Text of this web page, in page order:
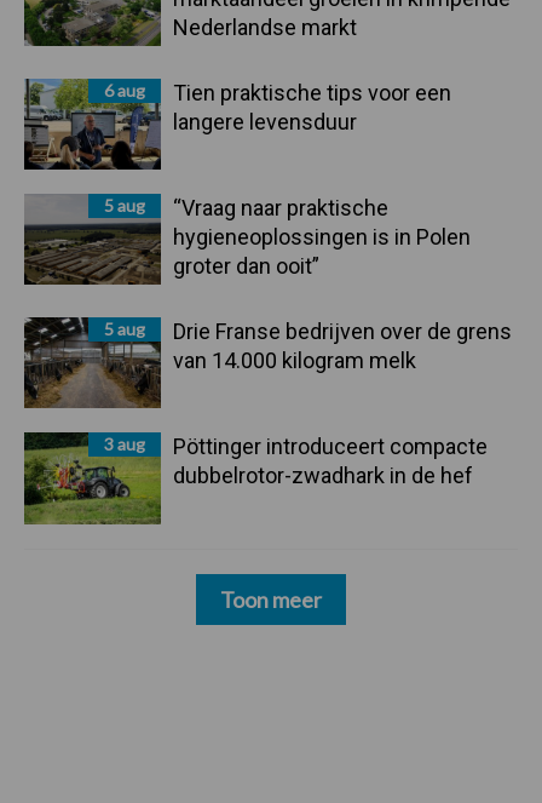
Nederlandse markt
6 aug
Tien praktische tips voor een
langere levensduur
5 aug
“Vraag naar praktische
hygieneoplossingen is in Polen
groter dan ooit”
5 aug
Drie Franse bedrijven over de grens
van 14.000 kilogram melk
3 aug
Pöttinger introduceert compacte
dubbelrotor-zwadhark in de hef
Toon meer